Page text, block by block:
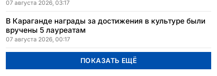
07 августа 2026, 03:17
В Караганде награды за достижения в культуре были
вручены 5 лауреатам
07 августа 2026, 00:17
ПОКАЗАТЬ ЕЩЁ